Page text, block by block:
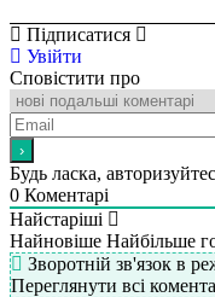
Підписатися
Увійти
Сповістити про
Будь ласка,
0 Коментарі
Найстаріші
Найновіше Найбільше
Зворотній зв'язок в
Переглянути всі